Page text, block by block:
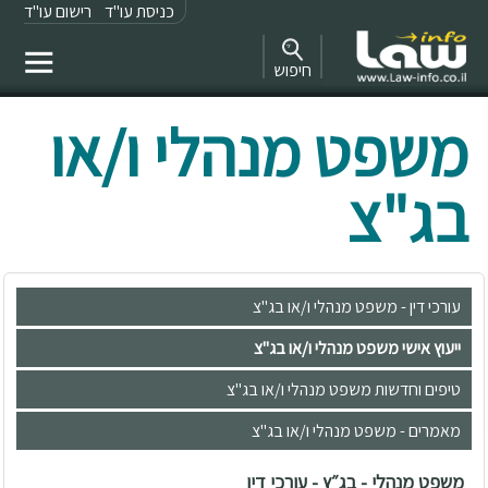
כניסת עו"ד רישום עו"ד
חיפוש
משפט מנהלי ו/או
בג"צ
עורכי דין - משפט מנהלי ו/או בג"צ
ייעוץ אישי משפט מנהלי ו/או בג"צ
טיפים וחדשות משפט מנהלי ו/או בג"צ
מאמרים - משפט מנהלי ו/או בג"צ
משפט מנהלי - בג״ץ - עורכי דין